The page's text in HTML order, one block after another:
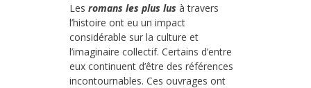
Les romans les plus lus à travers
l’histoire ont eu un impact
considérable sur la culture et
l’imaginaire collectif. Certains d’entre
eux continuent d’être des références
incontournables. Ces ouvrages ont